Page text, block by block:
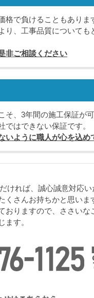
格で負けることもありま
り、工事品質について
非ご相談ください
そ、3年間の施工保証が
はできない保証です。
いように職人が心を込め
ければ、誠心誠意対応
くさんお持ちかと思いま
おりますので、ささい
ます。